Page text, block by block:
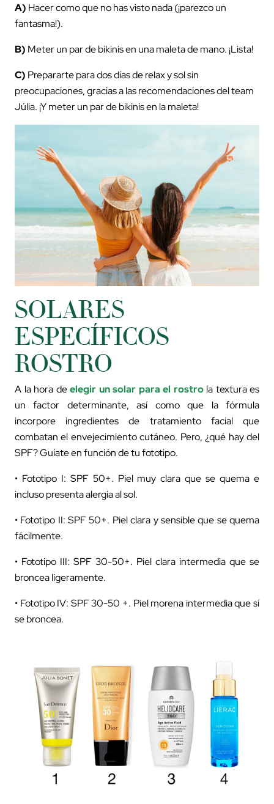
A) Hacer como que no has visto nada (¡parezco un
fantasma!).
B) Meter un par de bikinis en una maleta de mano. ¡Lista!
C) Prepararte para dos días de relax y sol sin
preocupaciones, gracias a las recomendaciones del team
Júlia. ¡Y meter un par de bikinis en la maleta!
SOLARES
ESPECÍFICOS
ROSTRO
A la hora deelegir un solar para el rostrola textura es
un factor determinante, así como que la fórmula
incorpore ingredientes de tratamiento facial que
combatan el envejecimiento cutáneo. Pero, ¿qué hay del
SPF? Guíate en función de tu fototipo.
• Fototipo I: SPF 50+. Piel muy clara que se quema e
incluso presenta alergia al sol.
• Fototipo II: SPF 50+. Piel clara y sensible que se quema
fácilmente.
• Fototipo III: SPF 30-50+. Piel clara intermedia que se
broncea ligeramente.
• Fototipo IV: SPF 30-50 +. Piel morena intermedia que sí
se broncea.